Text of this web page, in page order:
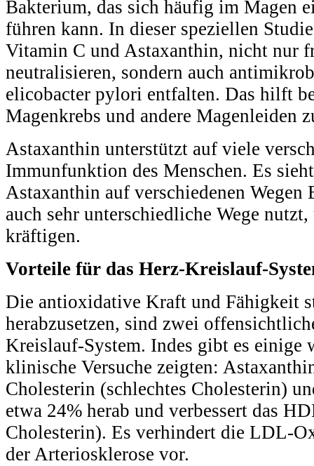
Bakterium, das sich häufig im Magen
führen kann. In dieser speziellen
Vitamin C und Astaxanthin, nicht nur
neutralisieren, sondern auch
elicobacter pylori entfalten. Das hilft
Magenkrebs und andere Magenleiden
Astaxanthin unterstützt auf viele
Immunfunktion des Menschen. Es
Astaxanthin auf verschiedenen Wegen
auch sehr unterschiedliche Wege
kräftigen.
Vorteile für das Herz-Kreislauf-
Die antioxidative Kraft und Fähigkeit
herabzusetzen, sind zwei
Kreislauf-System. Indes gibt es einige
klinische Versuche zeigten:
Cholesterin (schlechtes Cholesterin)
etwa 24% herab und verbessert das
Cholesterin). Es verhindert die LDL-
der Arteriosklerose vor.